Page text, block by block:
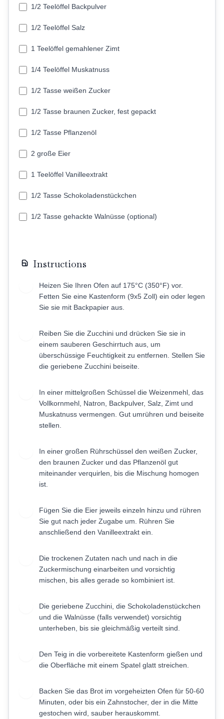
1/2 Teelöffel Backpulver
1/2 Teelöffel Salz
1 Teelöffel gemahlener Zimt
1/4 Teelöffel Muskatnuss
1/2 Tasse weißen Zucker
1/2 Tasse braunen Zucker, fest gepackt
1/2 Tasse Pflanzenöl
2 große Eier
1 Teelöffel Vanilleextrakt
1/2 Tasse Schokoladenstückchen
1/2 Tasse gehackte Walnüsse (optional)
Instructions
Heizen Sie Ihren Ofen auf 175°C (350°F) vor.
Fetten Sie eine Kastenform (9x5 Zoll) ein oder legen
Sie sie mit Backpapier aus.
Reiben Sie die Zucchini und drücken Sie sie in
einem sauberen Geschirrtuch aus, um
überschüssige Feuchtigkeit zu entfernen. Stellen Sie
die geriebene Zucchini beiseite.
In einer mittelgroßen Schüssel die Weizenmehl, das
Vollkornmehl, Natron, Backpulver, Salz, Zimt und
Muskatnuss vermengen. Gut umrühren und beiseite
stellen.
In einer großen Rührschüssel den weißen Zucker,
den braunen Zucker und das Pflanzenöl gut
miteinander verquirlen, bis die Mischung homogen
ist.
Fügen Sie die Eier jeweils einzeln hinzu und rühren
Sie gut nach jeder Zugabe um. Rühren Sie
anschließend den Vanilleextrakt ein.
Die trockenen Zutaten nach und nach in die
Zuckermischung einarbeiten und vorsichtig
mischen, bis alles gerade so kombiniert ist.
Die geriebene Zucchini, die Schokoladenstückchen
und die Walnüsse (falls verwendet) vorsichtig
unterheben, bis sie gleichmäßig verteilt sind.
Den Teig in die vorbereitete Kastenform gießen und
die Oberfläche mit einem Spatel glatt streichen.
Backen Sie das Brot im vorgeheizten Ofen für 50-60
Minuten, oder bis ein Zahnstocher, der in die Mitte
gestochen wird, sauber herauskommt.